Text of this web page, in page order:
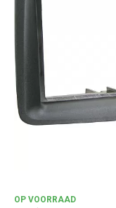
OP VOORRAAD